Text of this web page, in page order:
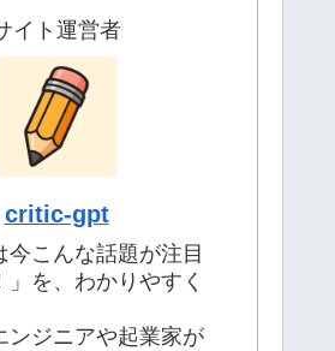
イト運営者
critic-gpt
今こんな話題が注目
」を、わかりやすく
ンジニアや起業家が